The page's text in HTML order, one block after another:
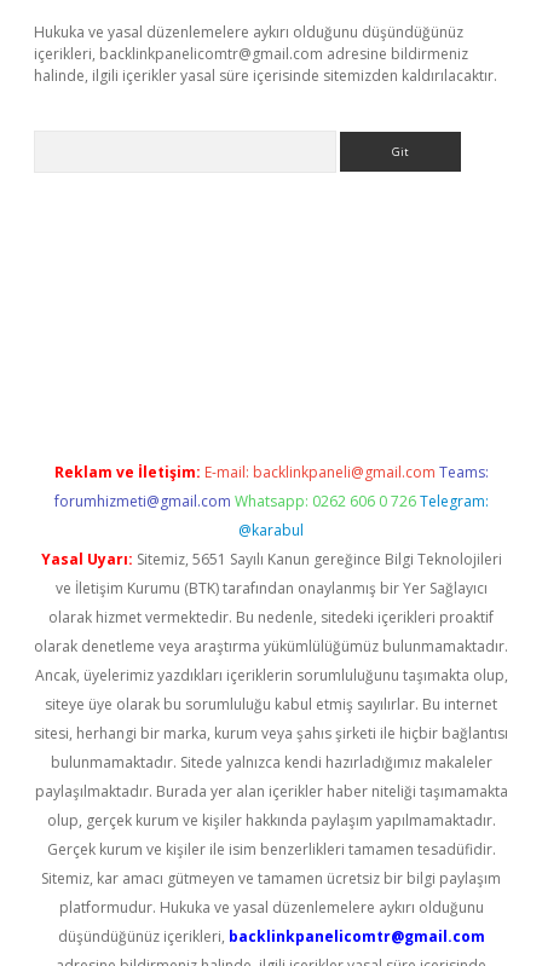
Hukuka ve yasal düzenlemelere aykırı olduğunu düşündüğünüz
içerikleri, backlinkpanelicomtr@gmail.com adresine bildirmeniz
halinde, ilgili içerikler yasal süre içerisinde sitemizden kaldırılacaktır.
Reklam ve İletişim: E-mail: backlinkpaneli@gmail.com Teams:
forumhizmeti@gmail.com Whatsapp: 0262 606 0 726 Telegram:
@karabul
Yasal Uyarı: Sitemiz, 5651 Sayılı Kanun gereğince Bilgi Teknolojileri
ve İletişim Kurumu (BTK) tarafından onaylanmış bir Yer Sağlayıcı
olarak hizmet vermektedir. Bu nedenle, sitedeki içerikleri proaktif
olarak denetleme veya araştırma yükümlülüğümüz bulunmamaktadır.
Ancak, üyelerimiz yazdıkları içeriklerin sorumluluğunu taşımakta olup,
siteye üye olarak bu sorumluluğu kabul etmiş sayılırlar. Bu internet
sitesi, herhangi bir marka, kurum veya şahıs şirketi ile hiçbir bağlantısı
bulunmamaktadır. Sitede yalnızca kendi hazırladığımız makaleler
paylaşılmaktadır. Burada yer alan içerikler haber niteliği taşımamakta
olup, gerçek kurum ve kişiler hakkında paylaşım yapılmamaktadır.
Gerçek kurum ve kişiler ile isim benzerlikleri tamamen tesadüfidir.
Sitemiz, kar amacı gütmeyen ve tamamen ücretsiz bir bilgi paylaşım
platformudur. Hukuka ve yasal düzenlemelere aykırı olduğunu
düşündüğünüz içerikleri, backlinkpanelicomtr@gmail.com